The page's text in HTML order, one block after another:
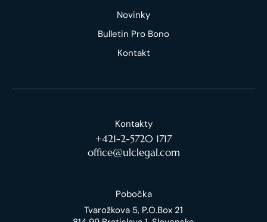
Novinky
Bulletin Pro Bono
Kontakt
Kontakty
+421-2-5720 1717
office@ulclegal.com
Pobočka
Tvarožkova 5, P.O.Box 21